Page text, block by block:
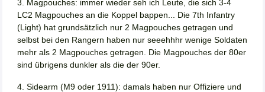
3. Magpouches: immer wieder seh ich Leute, die sich 3-4
LC2 Magpouches an die Koppel bappen... Die 7th Infantry
(Light) hat grundsätzlich nur 2 Magpouches getragen und
selbst bei den Rangern haben nur seeehhhr wenige Soldaten
mehr als 2 Magpouches getragen. Die Magpouches der 80er
sind übrigens dunkler als die der 90er.
4. Sidearm (M9 oder 1911): damals haben nur Offiziere und